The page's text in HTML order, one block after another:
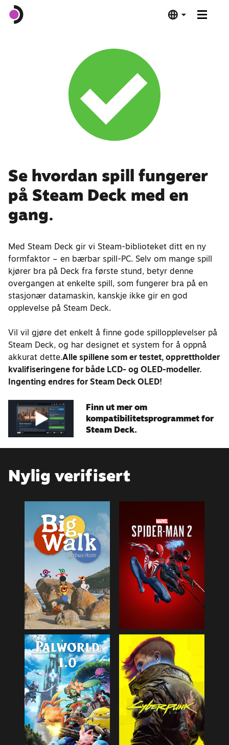
Dokkingstasjon
Tekniske spesifikasjoner
Se hvordan spill fungerer
på Steam Deck med en
gang.
Med Steam Deck gir vi Steam-biblioteket ditt en ny
formfaktor – en bærbar spill-PC. Selv om mange spill
kjører bra på Deck fra første stund, betyr denne
overgangen at enkelte spill, som fungerer bra på en
stasjonær datamaskin, kanskje ikke gir en god
opplevelse på Steam Deck.
Vil vil gjøre det enkelt å finne gode spillopplevelser på
Steam Deck, og har designet et system for å oppnå
akkurat dette.Alle spillene som er testet, opprettholder
kvalifiseringene for både LCD- og OLED-modeller.
Ingenting endres for Steam Deck OLED!
Finn ut mer om
kompatibilitetsprogrammet for
Steam Deck.
Nylig verifisert